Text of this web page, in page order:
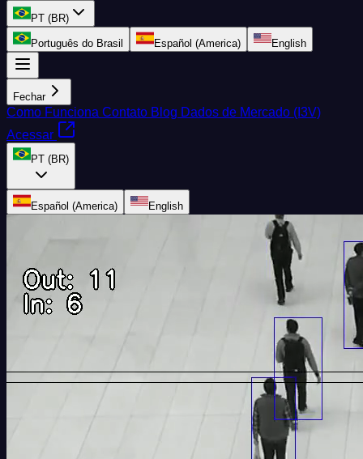
PT (BR)
Português do Brasil Español (America) English
Fechar
Como Funciona Contato Blog Dados de Mercado (I3V)
Acessar
PT (BR)
Español (America) English